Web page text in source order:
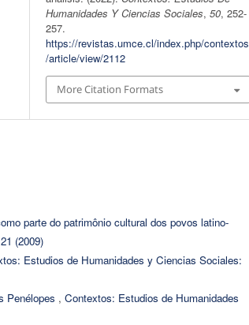
Humanidades Y Ciencias Sociales,50, 252-
257.
https://revistas.umce.cl/index.php/contextos
/article/view/2112
More Citation Formats
parte do patrimônio cultural dos povos latino-
(2009)
Estudios de Humanidades y Ciencias Sociales:
Penélopes , Contextos: Estudios de Humanidades